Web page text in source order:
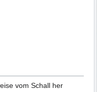
vom Schall her